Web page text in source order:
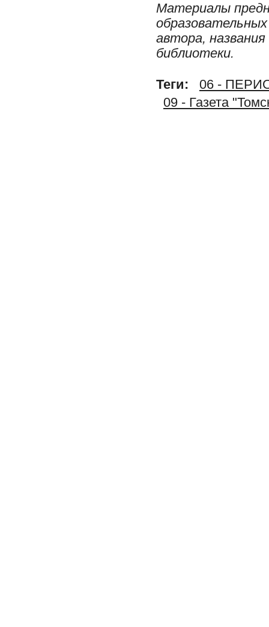
Материалы
автора,
библиотеки.
Теги:
06 -
09 - Газета